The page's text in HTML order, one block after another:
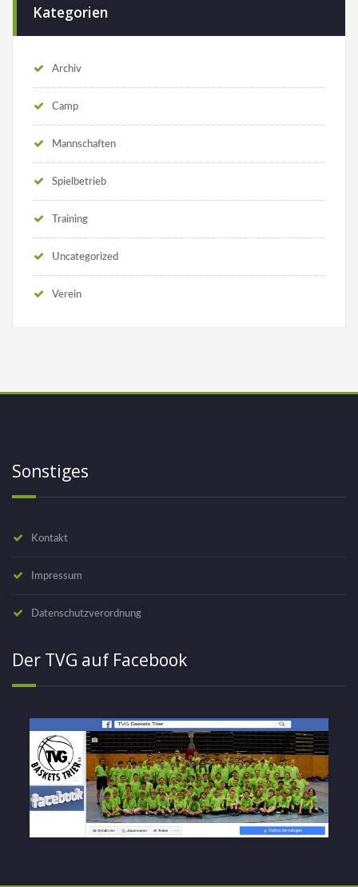
Kategorien
Archiv
Camp
Mannschaften
Spielbetrieb
Training
Uncategorized
Verein
Sonstiges
Kontakt
Impressum
Datenschutzverordnung
Der TVG auf Facebook